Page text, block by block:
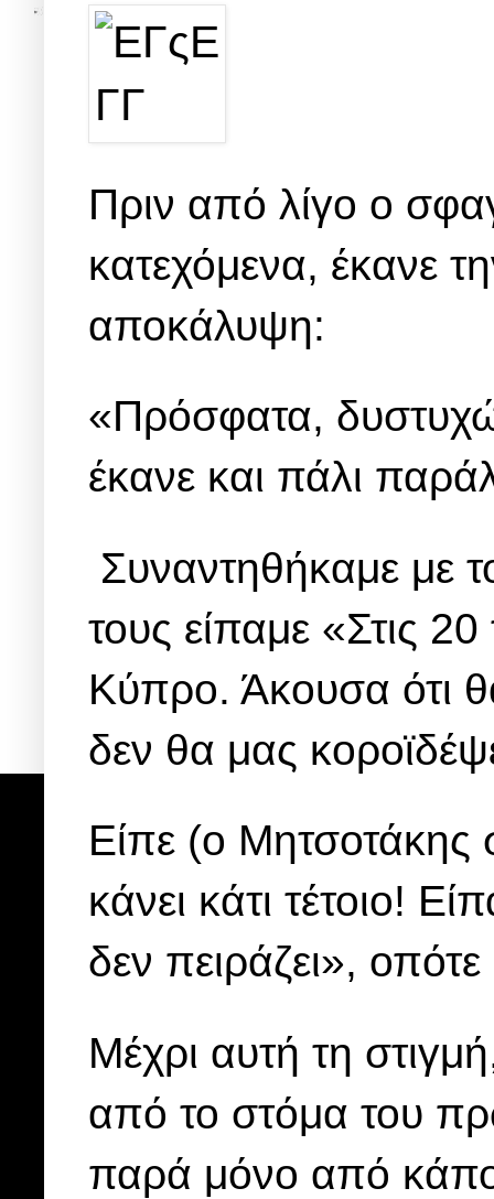
Πριν από λίγο ο
κατεχόμενα, έκανε
αποκάλυψη:
«Πρόσφατα,
έκανε και πάλι
Συναντηθήκαμε με
τους είπαμε «Στις
Κύπρο. Άκουσα ότι
δεν θα μας
Είπε (ο Μητσοτάκης
κάνει κάτι τέτοιο!
δεν πειράζει»,
Μέχρι αυτή τη
από το στόμα του
παρά μόνο από